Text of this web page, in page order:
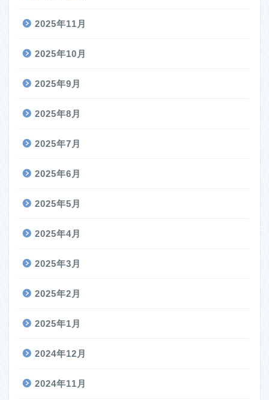
2025年11月
2025年10月
2025年9月
2025年8月
2025年7月
2025年6月
2025年5月
2025年4月
2025年3月
2025年2月
2025年1月
2024年12月
2024年11月